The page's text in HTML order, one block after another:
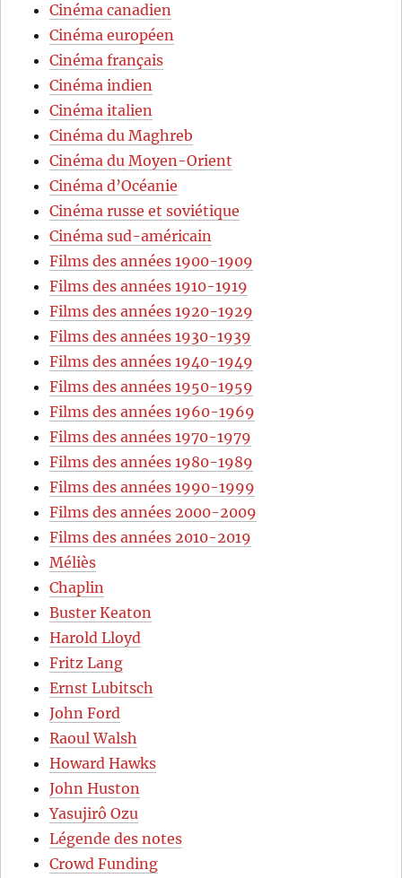
Cinéma canadien
Cinéma européen
Cinéma français
Cinéma indien
Cinéma italien
Cinéma du Maghreb
Cinéma du Moyen-Orient
Cinéma d’Océanie
Cinéma russe et soviétique
Cinéma sud-américain
Films des années 1900-1909
Films des années 1910-1919
Films des années 1920-1929
Films des années 1930-1939
Films des années 1940-1949
Films des années 1950-1959
Films des années 1960-1969
Films des années 1970-1979
Films des années 1980-1989
Films des années 1990-1999
Films des années 2000-2009
Films des années 2010-2019
Méliès
Chaplin
Buster Keaton
Harold Lloyd
Fritz Lang
Ernst Lubitsch
John Ford
Raoul Walsh
Howard Hawks
John Huston
Yasujirô Ozu
Légende des notes
Crowd Funding